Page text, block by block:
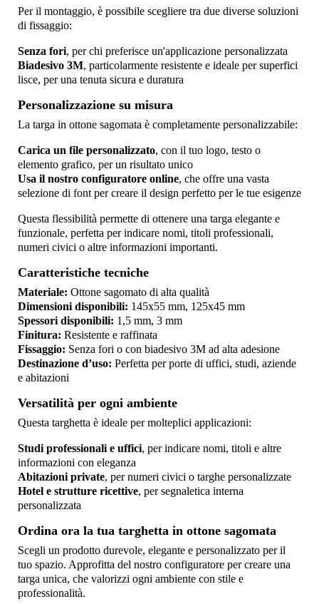
Per il montaggio, è possibile scegliere tra due diverse soluzioni
di fissaggio:
Senza fori, per chi preferisce un'applicazione personalizzata
Biadesivo 3M, particolarmente resistente e ideale per superfici
lisce, per una tenuta sicura e duratura
Personalizzazione su misura
La targa in ottone sagomata è completamente personalizzabile:
Carica un file personalizzato, con il tuo logo, testo o
elemento grafico, per un risultato unico
Usa il nostro configuratore online, che offre una vasta
selezione di font per creare il design perfetto per le tue esigenze
Questa flessibilità permette di ottenere una targa elegante e
funzionale, perfetta per indicare nomi, titoli professionali,
numeri civici o altre informazioni importanti.
Caratteristiche tecniche
Materiale: Ottone sagomato di alta qualità
Dimensioni disponibili: 145x55 mm, 125x45 mm
Spessori disponibili: 1,5 mm, 3 mm
Finitura: Resistente e raffinata
Fissaggio: Senza fori o con biadesivo 3M ad alta adesione
Destinazione d’uso: Perfetta per porte di uffici, studi, aziende
e abitazioni
Versatilità per ogni ambiente
Questa targhetta è ideale per molteplici applicazioni:
Studi professionali e uffici, per indicare nomi, titoli e altre
informazioni con eleganza
Abitazioni private, per numeri civici o targhe personalizzate
Hotel e strutture ricettive, per segnaletica interna
personalizzata
Ordina ora la tua targhetta in ottone sagomata
Scegli un prodotto durevole, elegante e personalizzato per il
tuo spazio. Approfitta del nostro configuratore per creare una
targa unica, che valorizzi ogni ambiente con stile e
professionalità.